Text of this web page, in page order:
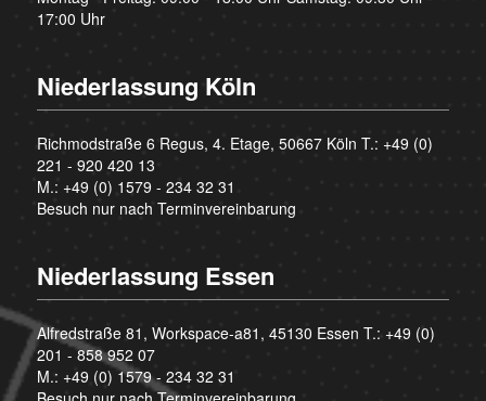
17:00 Uhr
Niederlassung Köln
Richmodstraße 6 Regus, 4. Etage, 50667 Köln T.: +49 (0)
221 - 920 420 13
M.: +49 (0) 1579 - 234 32 31
Besuch nur nach Terminvereinbarung
Niederlassung Essen
Alfredstraße 81, Workspace-a81, 45130 Essen T.: +49 (0)
201 - 858 952 07
M.: +49 (0) 1579 - 234 32 31